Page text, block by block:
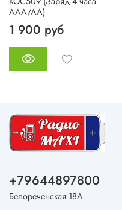
AAA/AA)
1 900 руб
+79644897800
Белореченская 18А